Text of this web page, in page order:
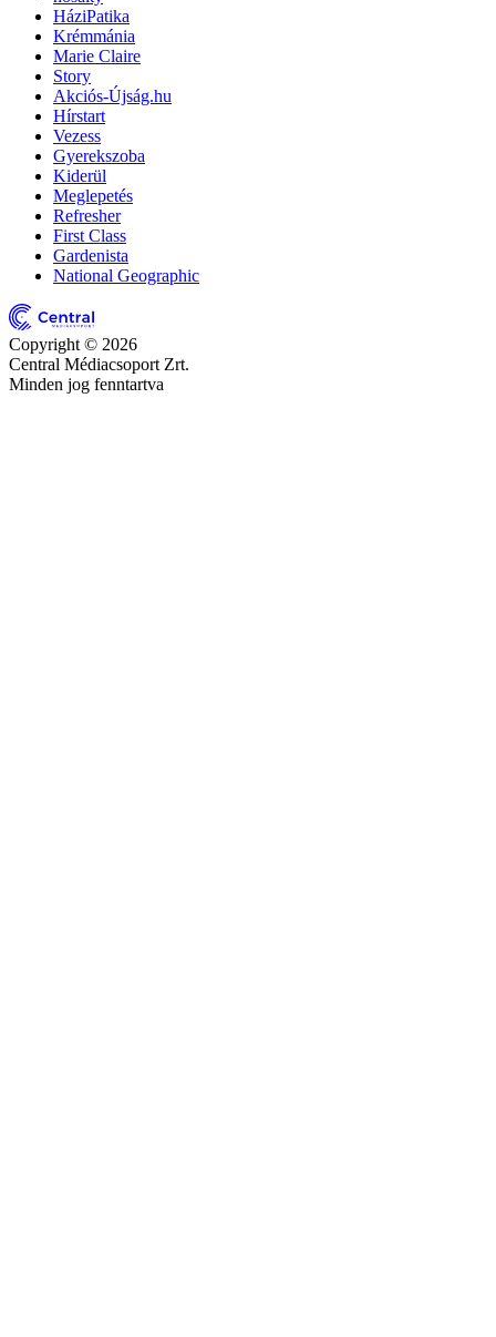
HáziPatika
Krémmánia
Marie Claire
Story
Akciós-Újság.hu
Hírstart
Vezess
Gyerekszoba
Kiderül
Meglepetés
Refresher
First Class
Gardenista
National Geographic
Copyright © 2026
Central Médiacsoport Zrt.
Minden jog fenntartva